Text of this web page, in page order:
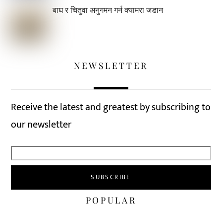
बाघ र चितुवा अनुगमन गर्न क्यामरा जडान
NEWSLETTER
Receive the latest and greatest by subscribing to
our newsletter
POPULAR